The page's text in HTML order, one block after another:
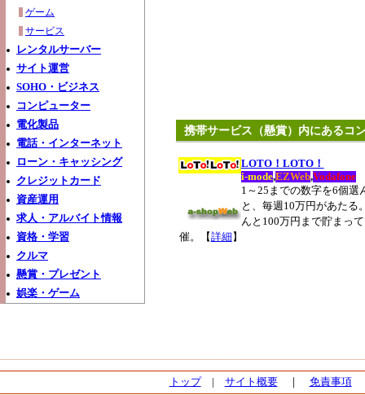
ゲーム
サービス
レンタルサーバー
サイト運営
SOHO・ビジネス
コンピューター
電化製品
電話・インターネット
ローン・キャッシング
クレジットカード
資産運用
求人・アルバイト情報
資格・学習
クルマ
懸賞・プレゼント
娯楽・ゲーム
携帯サービス（懸賞）内にあるコ
LOTO！LOTO！
i-mode,EZWeb,Vodafone
1～25までの数字を6個選
と、毎週10万円があたる
んと100万円まで貯まっ
催。【詳細 】
トップ| サイト概要｜ 免責事項